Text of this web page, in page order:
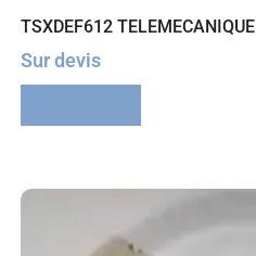
TSXDEF612 TELEMECANIQUE
Sur devis